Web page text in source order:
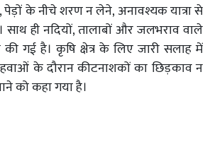
पेड़ों के नीचे शरण न लेने, अनावश्यक यात्रा से
ही नदियों, तालाबों और जलभराव वाले
गई है। कृषि क्षेत्र के लिए जारी सलाह में
के दौरान कीटनाशकों का छिड़काव न
को कहा गया है।